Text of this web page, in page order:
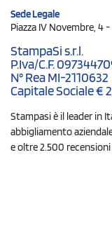
Sede Legale
Piazza IV Novembre, 4
StampaSi s.r.l.
P.Iva/C.F.
N° Rea MI-2110632
Capitale Sociale €
Stampasi è il leader in
abbigliamento
e oltre 2.500